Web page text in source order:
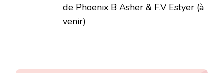
de Phoenix B Asher & F.V Estyer (à
venir)